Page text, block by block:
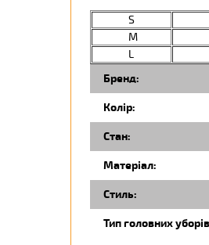
S
M
L
Бренд:
Колір:
Стан:
Матеріал:
Стиль:
Тип головних